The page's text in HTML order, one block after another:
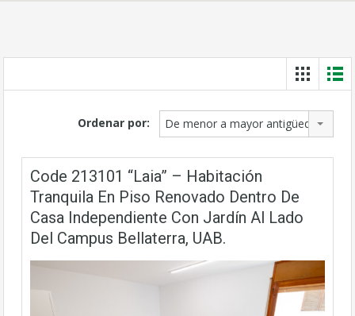
Ordenar por: De menor a mayor antigüedad
Code 213101 “Laia” – Habitación
Tranquila En Piso Renovado Dentro De
Casa Independiente Con Jardín Al Lado
Del Campus Bellaterra, UAB.